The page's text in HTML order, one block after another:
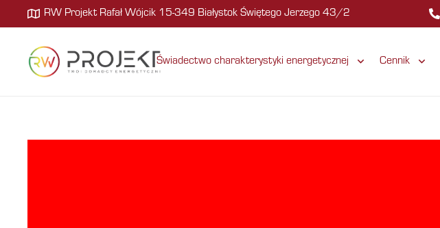
RW Projekt Rafał Wójcik 15-349 Białystok Świętego Jerzego 43/2
Świadectwo charakterystyki energetycznej Cennik